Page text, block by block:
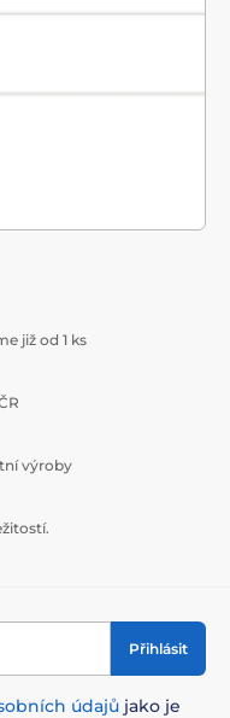
již od 1 ks
výroby
Přihlásit
údajů jako je